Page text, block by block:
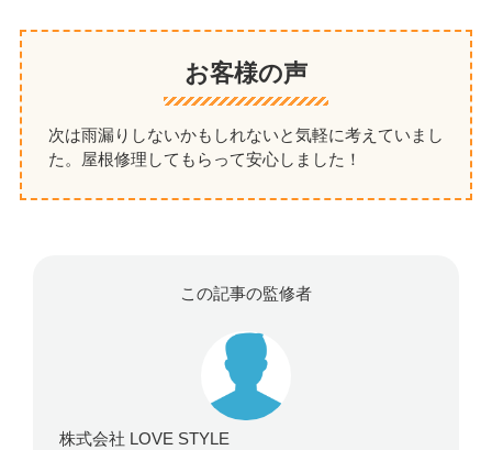
お客様の声
次は雨漏りしないかもしれないと気軽に考えていまし
た。屋根修理してもらって安心しました！
この記事の監修者
株式会社 LOVE STYLE